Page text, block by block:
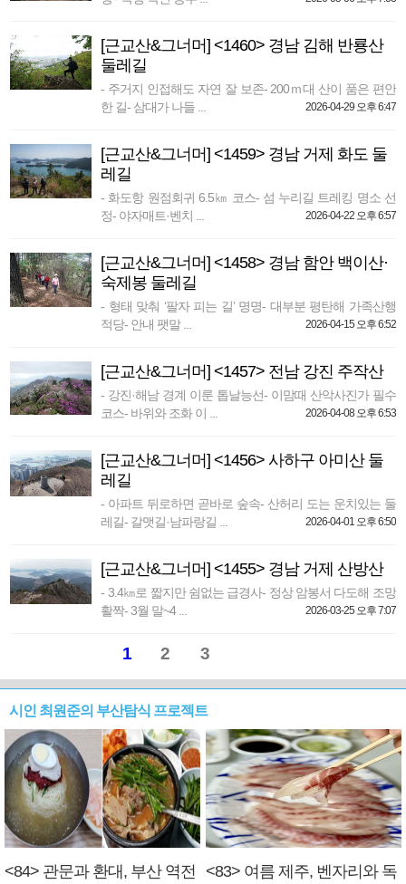
[근교산&그너머] <1460> 경남 김해 반룡산
둘레길
- 주거지 인접해도 자연 잘 보존- 200ｍ대 산이 품은 편안
한 길- 삼대가 나들 ...
2026-04-29 오후 6:47
[근교산&그너머] <1459> 경남 거제 화도 둘
레길
- 화도항 원점회귀 6.5㎞ 코스- 섬 누리길 트레킹 명소 선
정- 야자매트·벤치 ...
2026-04-22 오후 6:57
[근교산&그너머] <1458> 경남 함안 백이산·
숙제봉 둘레길
- 형태 맞춰 ‘팔자 피는 길’ 명명- 대부분 평탄해 가족산행
적당- 안내 팻말 ...
2026-04-15 오후 6:52
[근교산&그너머] <1457> 전남 강진 주작산
- 강진·해남 경계 이룬 톱날능선- 이맘때 산악사진가 필수
코스- 바위와 조화 이 ...
2026-04-08 오후 6:53
[근교산&그너머] <1456> 사하구 아미산 둘
레길
- 아파트 뒤로하면 곧바로 숲속- 산허리 도는 운치있는 둘
레길- 갈맷길·남파랑길 ...
2026-04-01 오후 6:50
[근교산&그너머] <1455> 경남 거제 산방산
- 3.4㎞로 짧지만 쉼없는 급경사- 정상 암봉서 다도해 조망
활짝- 3월 말~4 ...
2026-03-25 오후 7:07
1 2 3
시인 최원준의 부산탐식 프로젝트
<84> 관문과 환대, 부산 역전
<83> 여름 제주, 벤자리와 독